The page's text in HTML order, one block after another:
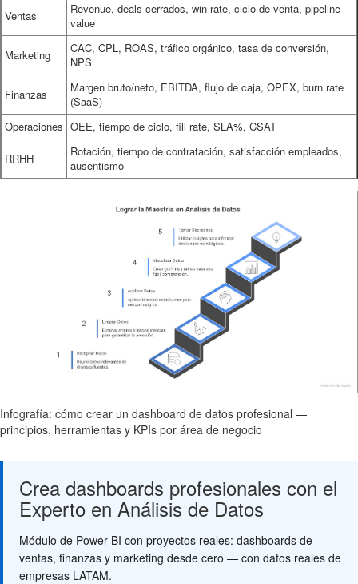
Ventas
Revenue, deals cerrados, win rate, ciclo de venta, pipeline
value
Marketing
CAC, CPL, ROAS, tráfico orgánico, tasa de conversión,
NPS
Finanzas
Margen bruto/neto, EBITDA, flujo de caja, OPEX, burn rate
(SaaS)
Operaciones OEE, tiempo de ciclo, fill rate, SLA%, CSAT
RRHH
Rotación, tiempo de contratación, satisfacción empleados,
ausentismo
Infografía: cómo crear un dashboard de datos profesional —
principios, herramientas y KPIs por área de negocio
Crea dashboards profesionales con el
Experto en Análisis de Datos
Módulo de Power BI con proyectos reales: dashboards de
ventas, finanzas y marketing desde cero — con datos reales de
empresas LATAM.